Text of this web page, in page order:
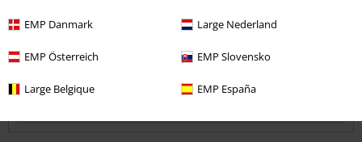
EMP Danmark Large Nederland
EMP Österreich EMP Slovensko
Large Belgique EMP España
Heeft deze recensie je geholpen?